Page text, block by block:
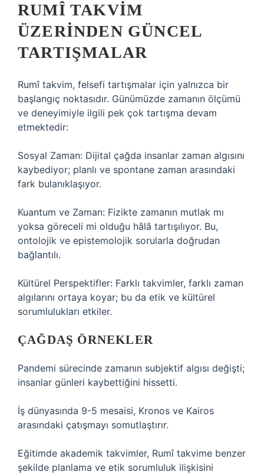
RUMÎ TAKVIM
ÜZERINDEN GÜNCEL
TARTIŞMALAR
Rumî takvim, felsefi tartışmalar için yalnızca bir
başlangıç noktasıdır. Günümüzde zamanın ölçümü
ve deneyimiyle ilgili pek çok tartışma devam
etmektedir:
Sosyal Zaman: Dijital çağda insanlar zaman algısını
kaybediyor; planlı ve spontane zaman arasındaki
fark bulanıklaşıyor.
Kuantum ve Zaman: Fizikte zamanın mutlak mı
yoksa göreceli mi olduğu hâlâ tartışılıyor. Bu,
ontolojik ve epistemolojik sorularla doğrudan
bağlantılı.
Kültürel Perspektifler: Farklı takvimler, farklı zaman
algılarını ortaya koyar; bu da etik ve kültürel
sorumlulukları etkiler.
ÇAĞDAŞ ÖRNEKLER
Pandemi sürecinde zamanın subjektif algısı değişti;
insanlar günleri kaybettiğini hissetti.
İş dünyasında 9-5 mesaisi, Kronos ve Kairos
arasındaki çatışmayı somutlaştırır.
Eğitimde akademik takvimler, Rumî takvime benzer
şekilde planlama ve etik sorumluluk ilişkisini